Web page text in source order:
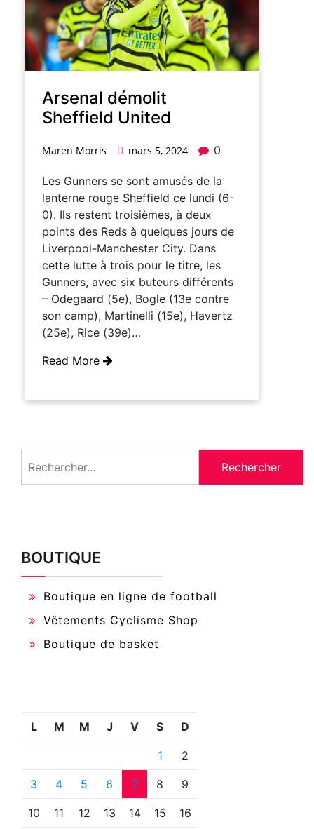
Arsenal démolit
Sheffield United
Maren Morris mars 5, 2024 0
Les Gunners se sont amusés de la
lanterne rouge Sheffield ce lundi (6-
0). Ils restent troisièmes, à deux
points des Reds à quelques jours de
Liverpool-Manchester City. Dans
cette lutte à trois pour le titre, les
Gunners, avec six buteurs différents
– Odegaard (5e), Bogle (13e contre
son camp), Martinelli (15e), Havertz
(25e), Rice (39e)…
Read More
BOUTIQUE
Boutique en ligne de football
Vêtements Cyclisme Shop
Boutique de basket
L M M J V S D
1 2
3 4 5 6 7 8 9
10 11 12 13 14 15 16